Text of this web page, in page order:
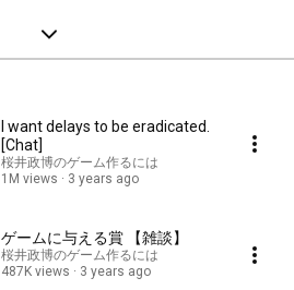
I want delays to be eradicated.
[Chat]
桜井政博のゲーム作るには
1M views
3 years ago
ゲームに与える賞 【雑談】
桜井政博のゲーム作るには
487K views
3 years ago